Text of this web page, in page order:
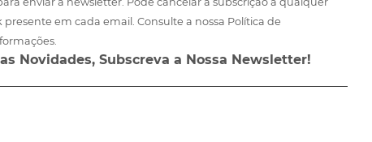
em cada email. Consulte a nossa Política de
Novidades, Subscreva a Nossa Newsletter!